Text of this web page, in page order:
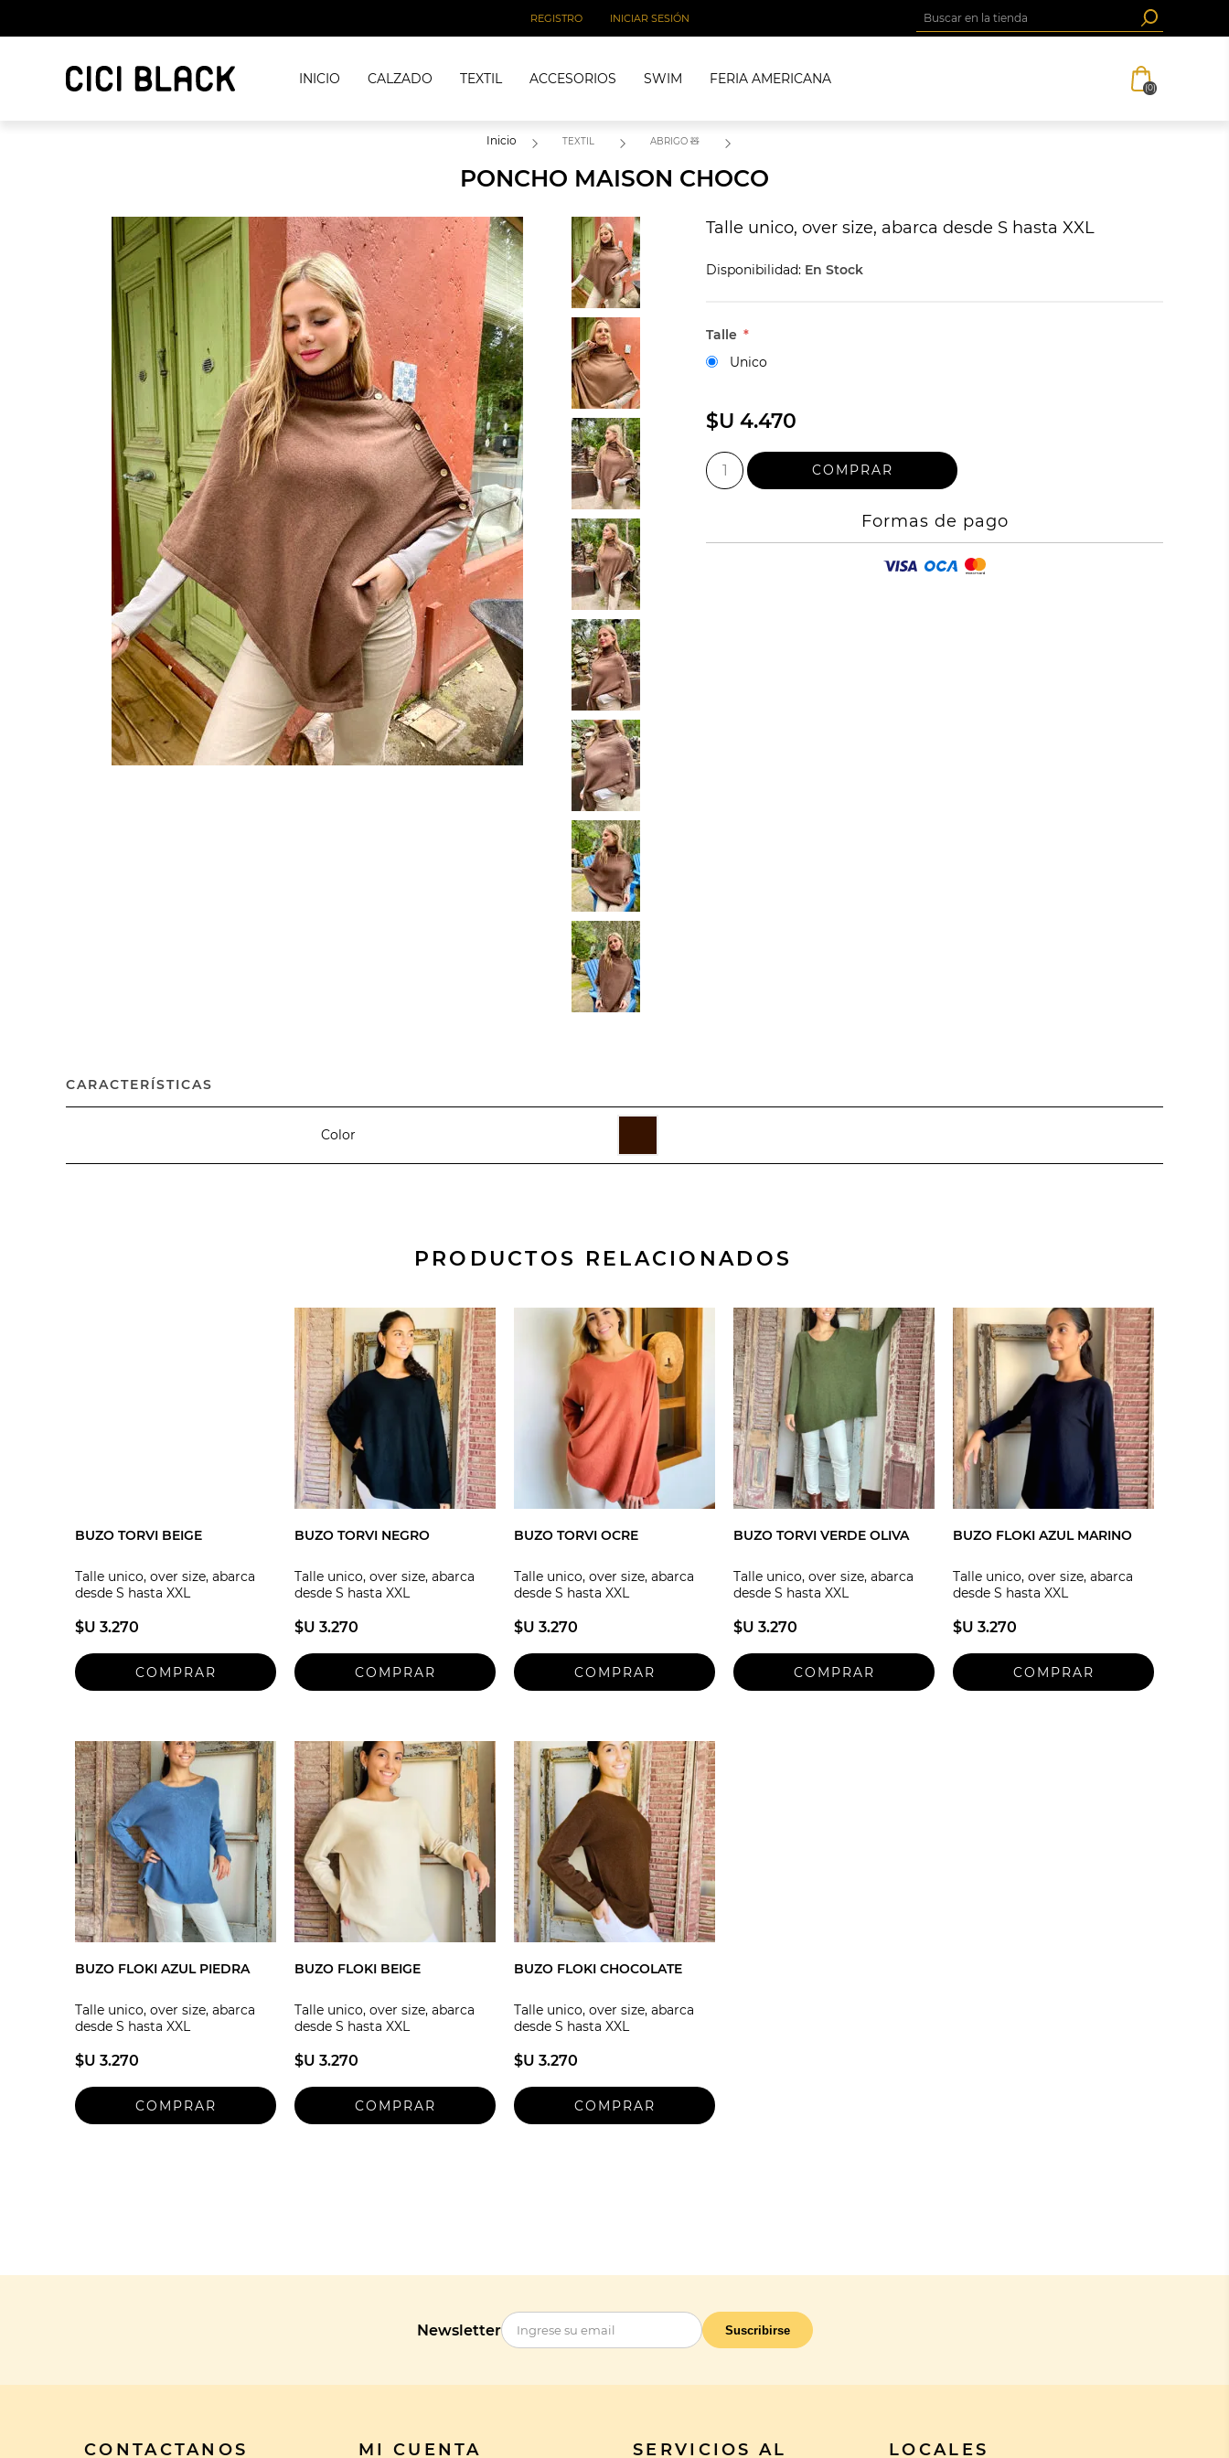
REGISTRO INICIAR SESIÓN
INICIO CALZADO TEXTIL ACCESORIOS SWIM FERIA AMERICANA
(0)
Inicio TEXTIL ABRIGO 🧸
PONCHO MAISON CHOCO
Talle unico, over size, abarca desde S hasta XXL
Disponibilidad: En Stock
Talle *
Unico
$U 4.470
Formas de pago
CARACTERÍSTICAS
Color
PRODUCTOS RELACIONADOS
BUZO TORVI BEIGE
Talle unico, over size, abarca
desde S hasta XXL
$U 3.270
BUZO TORVI NEGRO
Talle unico, over size, abarca
desde S hasta XXL
$U 3.270
BUZO TORVI OCRE
Talle unico, over size, abarca
desde S hasta XXL
$U 3.270
BUZO TORVI VERDE OLIVA
Talle unico, over size, abarca
desde S hasta XXL
$U 3.270
BUZO FLOKI AZUL MARINO
Talle unico, over size, abarca
desde S hasta XXL
$U 3.270
BUZO FLOKI AZUL PIEDRA
Talle unico, over size, abarca
desde S hasta XXL
$U 3.270
BUZO FLOKI BEIGE
Talle unico, over size, abarca
desde S hasta XXL
$U 3.270
BUZO FLOKI CHOCOLATE
Talle unico, over size, abarca
desde S hasta XXL
$U 3.270
Newsletter Suscribirse
CONTACTANOS MI CUENTA SERVICIOS AL LOCALES